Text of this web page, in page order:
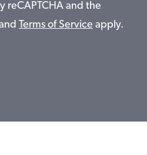
reCAPTCHA and the
Terms of Service apply.